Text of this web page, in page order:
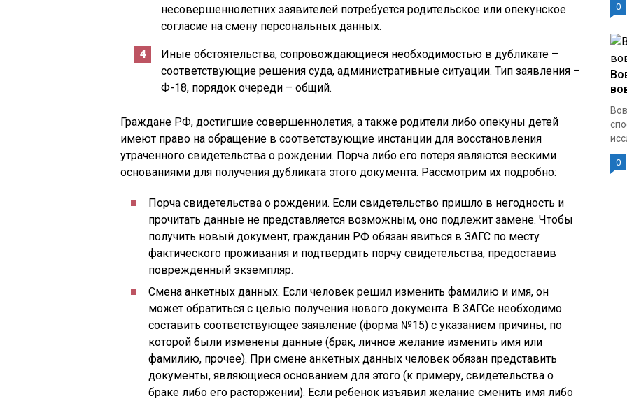
несовершеннолетних заявителей потребуется родительское или опекунское
согласие на смену персональных данных.
Иные обстоятельства, сопровождающиеся необходимостью в дубликате –
соответствующие решения суда, административные ситуации. Тип заявления –
Ф-18, порядок очереди – общий.
Граждане РФ, достигшие совершеннолетия, а также родители либо опекуны детей
имеют право на обращение в соответствующие инстанции для восстановления
утраченного свидетельства о рождении. Порча либо его потеря являются вескими
основаниями для получения дубликата этого документа. Рассмотрим их подробно:
Порча свидетельства о рождении. Если свидетельство пришло в негодность и
прочитать данные не представляется возможным, оно подлежит замене. Чтобы
получить новый документ, гражданин РФ обязан явиться в ЗАГС по месту
фактического проживания и подтвердить порчу свидетельства, предоставив
поврежденный экземпляр.
Смена анкетных данных. Если человек решил изменить фамилию и имя, он
может обратиться с целью получения нового документа. В ЗАГСе необходимо
составить соответствующее заявление (форма №15) с указанием причины, по
которой были изменены данные (брак, личное желание изменить имя или
фамилию, прочее). При смене анкетных данных человек обязан представить
документы, являющиеся основанием для этого (к примеру, свидетельства о
браке либо его расторжении). Если ребенок изъявил желание сменить имя либо
0
0